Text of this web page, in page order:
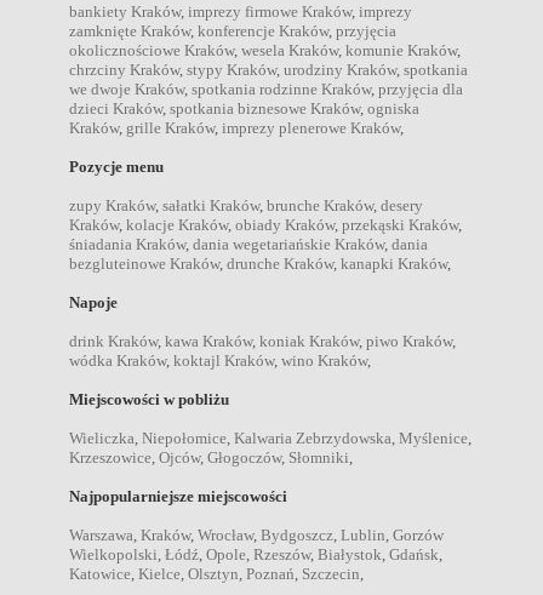
bankiety Kraków, imprezy firmowe Kraków, imprezy
zamknięte Kraków, konferencje Kraków, przyjęcia
okolicznościowe Kraków, wesela Kraków, komunie Kraków,
chrzciny Kraków, stypy Kraków, urodziny Kraków, spotkania
we dwoje Kraków, spotkania rodzinne Kraków, przyjęcia dla
dzieci Kraków, spotkania biznesowe Kraków, ogniska
Kraków, grille Kraków, imprezy plenerowe Kraków,
Pozycje menu
zupy Kraków, sałatki Kraków, brunche Kraków, desery
Kraków, kolacje Kraków, obiady Kraków, przekąski Kraków,
śniadania Kraków, dania wegetariańskie Kraków, dania
bezgluteinowe Kraków, drunche Kraków, kanapki Kraków,
Napoje
drink Kraków, kawa Kraków, koniak Kraków, piwo Kraków,
wódka Kraków, koktajl Kraków, wino Kraków,
Miejscowości w pobliżu
Wieliczka Niepołomice Kalwaria Zebrzydowska Myślenice
Krzeszowice Ojców, Głogoczów, Słomniki
Najpopularniejsze miejscowości
Warszawa Kraków, Wrocław, Bydgoszcz Lublin Gorzów
Wielkopolski Łódź Opole Rzeszów, Białystok Gdańsk
Katowice Kielce Olsztyn Poznań Szczecin